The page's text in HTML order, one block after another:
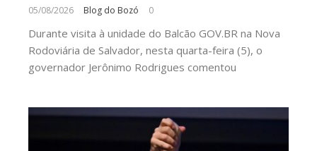
05/08/2026 Blog do Bozó 0
Durante visita à unidade do Balcão GOV.BR na Nova
Rodoviária de Salvador, nesta quarta-feira (5), o
governador Jerônimo Rodrigues comentou